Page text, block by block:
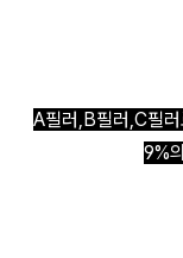
A필러,B필러,C필
9%